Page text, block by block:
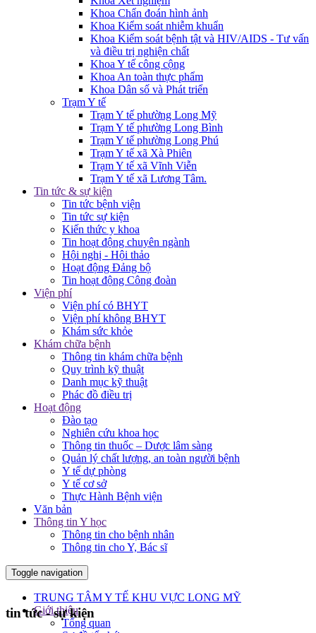
Khoa Chẩn đoán hình ảnh
Khoa Kiểm soát nhiễm khuẩn
Khoa Kiểm soát bệnh tật và HIV/AIDS - Tư vấn
và điều trị nghiện chất
Khoa Y tế công cộng
Khoa An toàn thực phẩm
Khoa Dân số và Phát triển
Trạm Y tế
Trạm Y tế phường Long Mỹ
Trạm Y tế phường Long Bình
Trạm Y tế phường Long Phú
Trạm Y tế xã Xà Phiên
Trạm Y tế xã Vĩnh Viễn
Trạm Y tế xã Lương Tâm.
Tin tức & sự kiện
Tin tức bệnh viện
Tin tức sự kiện
Kiến thức y khoa
Tin hoạt động chuyên ngành
Hội nghị - Hội thảo
Hoạt động Đảng bộ
Tin hoạt động Công đoàn
Viện phí
Viện phí có BHYT
Viện phí không BHYT
Khám sức khỏe
Khám chữa bệnh
Thông tin khám chữa bệnh
Quy trình kỹ thuật
Danh mục kỹ thuật
Phác đồ điều trị
Hoạt động
Đào tạo
Nghiên cứu khoa học
Thông tin thuốc – Dược lâm sàng
Quản lý chất lượng, an toàn người bệnh
Y tế dự phòng
Y tế cơ sở
Thực Hành Bệnh viện
Văn bản
Thông tin Y học
Thông tin cho bệnh nhân
Thông tin cho Y, Bác sĩ
Toggle navigation
TRUNG TÂM Y TẾ KHU VỰC LONG MỸ
Giới thiệu
Tổng quan
tin tức - sự kiện